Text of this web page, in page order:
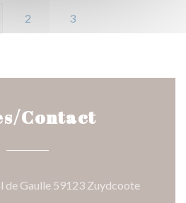
2 3
Contact
de Gaulle 59123 Zuydcoote((ouvre